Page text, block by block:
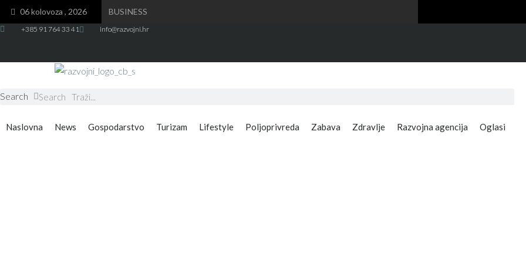
Skip
to
06 kolovoza , 2026 BUSINESS
+385 91 764 33 41 info@razvojni.hr
Search Search
Naslovna News Gospodarstvo Turizam Lifestyle Poljoprivreda Zabava Zdravlje Razvojna agencija Oglasi